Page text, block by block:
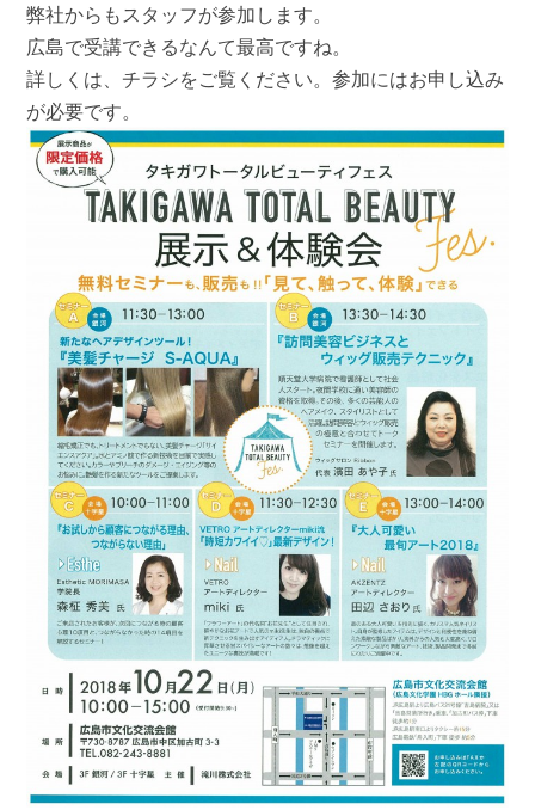
(月)
広
島
で
開
催
さ
れ
弊社からもスタッフが参加します。
広島で受講できるなんて最高ですね。
詳しくは、チラシをご覧ください。参加にはお申し込み
が必要です。